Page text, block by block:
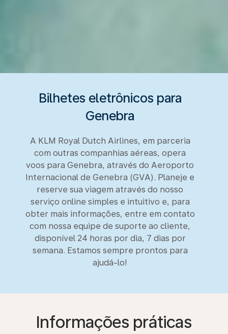
Bilhetes eletrônicos para
Genebra
A KLM Royal Dutch Airlines, em parceria
com outras companhias aéreas, opera
voos para Genebra, através do Aeroporto
Internacional de Genebra (GVA). Planeje e
reserve sua viagem através do nosso
serviço online simples e intuitivo e, para
obter mais informações, entre em contato
com nossa equipe de suporte ao cliente,
disponível 24 horas por dia, 7 dias por
semana. Estamos sempre prontos para
ajudá-lo!
Informações práticas